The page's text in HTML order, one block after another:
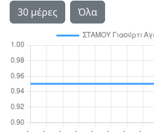
30 μέρες Όλα